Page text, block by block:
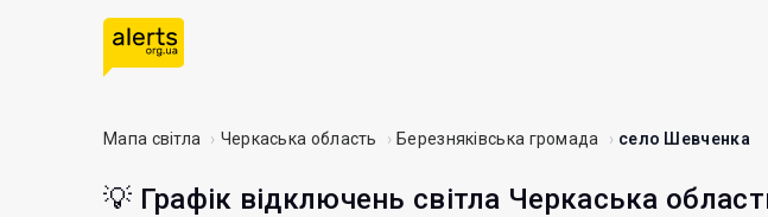
Мапа світла Черкаська область Березняківська громада село Шевченка
💡 Графік відключень світла Черкаська